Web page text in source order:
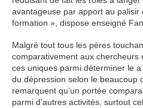
avantageuse par apport au
formation », dispose enseigné
Malgré tout tous les pères
comparativement aux chercheurs
ces uniques parmi déterminer le
du dépression selon le beaucoup
remarquent qu’un portée
parmi d’autres activités, surtout